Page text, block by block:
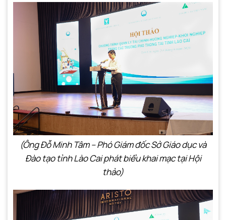
(Ông Đỗ Minh Tâm – Phó Giám đốc Sở Giáo dục và
Đào tạo tỉnh Lào Cai phát biểu khai mạc tại Hội
thảo)